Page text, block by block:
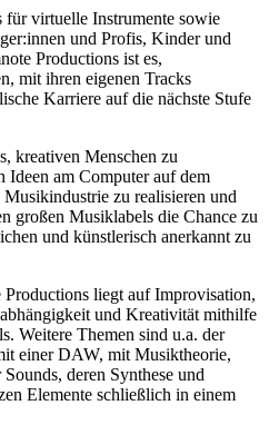
virtuelle Instrumente sowie
und Profis, Kinder und
Productions ist es,
mit ihren eigenen Tracks
Karriere auf die nächste Stufe
kreativen Menschen zu
Ideen am Computer auf dem
zu realisieren und
großen Musiklabels die Chance zu
und künstlerisch anerkannt zu
liegt auf Improvisation,
und Kreativität mithilfe
Weitere Themen sind u.a. der
einer DAW, mit Musiktheorie,
deren Synthese und
Elemente schließlich in einem